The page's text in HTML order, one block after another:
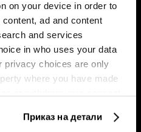
on your device in order to
ad and content
and services
in who uses your data
privacy choices are only
where you have made
Приказ на детали
Претплатете се на